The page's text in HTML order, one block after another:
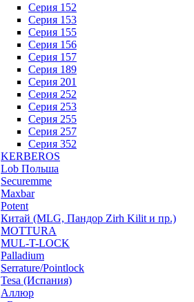
Серия 152
Серия 153
Серия 155
Серия 156
Серия 157
Серия 189
Серия 201
Серия 252
Серия 253
Серия 255
Серия 257
Серия 352
KERBEROS
Lob Польша
Securemme
Maxbar
Potent
Китай (MLG, Пандор Zirh Kilit и пр.)
MOTTURA
MUL-T-LOCK
Palladium
Serrature/Pointlock
Tesa (Испания)
Аллюр